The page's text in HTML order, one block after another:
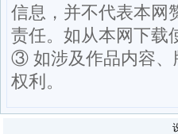
信息，并不代表本网
责任。如从本网下载
③ 如涉及作品内容、
权利。